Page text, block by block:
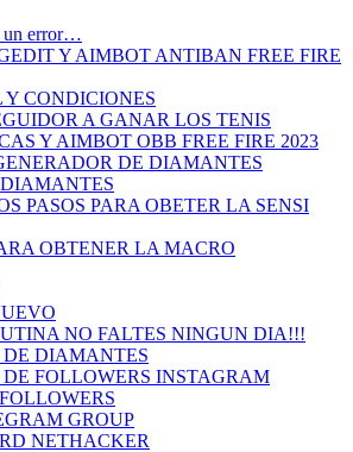
un error…
Y AIMBOT ANTIBAN FREE FIRE
CONDICIONES
A GANAR LOS TENIS
Y AIMBOT OBB FREE FIRE 2023
DE DIAMANTES
PASOS PARA OBETER LA SENSI
OBTENER LA MACRO
NO FALTES NINGUN DIA!!!
DIAMANTES
FOLLOWERS INSTAGRAM
GROUP
NETHACKER